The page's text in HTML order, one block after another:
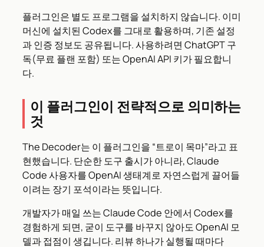
플러그인은 별도 프로그램을 설치하지 않습니다. 이미
머신에 설치된 Codex를 그대로 활용하며, 기존 설정
과 인증 정보도 공유됩니다. 사용하려면 ChatGPT 구
독(무료 플랜 포함) 또는 OpenAI API 키가 필요합니
다.
이 플러그인이 전략적으로 의미하는
것
The Decoder는 이 플러그인을 “트로이 목마”라고 표
현했습니다. 단순한 도구 출시가 아니라, Claude
Code 사용자를 OpenAI 생태계로 자연스럽게 끌어들
이려는 장기 포석이라는 뜻입니다.
개발자가 매일 쓰는 Claude Code 안에서 Codex를
경험하게 되면, 굳이 도구를 바꾸지 않아도 OpenAI 모
델과 접점이 생깁니다. 리뷰 하나가 실행될 때마다